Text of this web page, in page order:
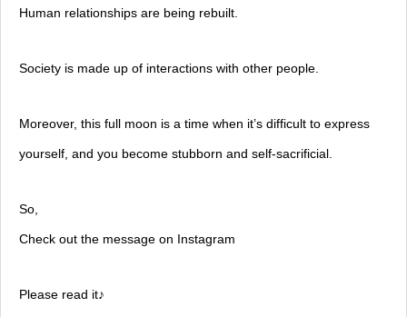
Human relationships are being rebuilt.
Society is made up of interactions with other people.
Moreover, this full moon is a time when it’s difficult to express
yourself, and you become stubborn and self-sacrificial.
So,
Check out the message on Instagram
Please read it♪